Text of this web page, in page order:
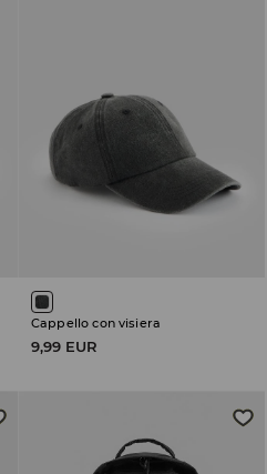
Cappello con visiera
9,99 EUR